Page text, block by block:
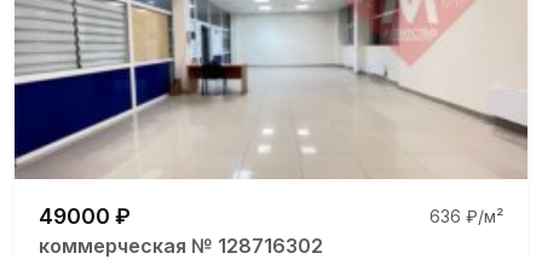
49000 ₽ 636 ₽/м²
коммерческая № 128716302